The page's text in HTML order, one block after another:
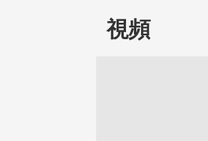
視頻